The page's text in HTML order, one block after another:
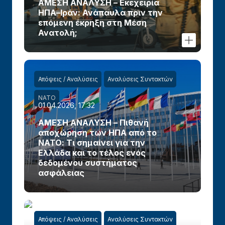
ΑΜΕΣΗ ΑΝΑΛΥΣΗ – Εκεχειρία
ΗΠΑ–Ιράν: Ανάπαυλα πριν την
επόμενη έκρηξη στη Μέση
Ανατολή;
Απόψεις / Αναλύσεις Αναλύσεις Συντακτών
ΝΑΤΟ
01.04.2026, 17:32
ΑΜΕΣΗ ΑΝΑΛΥΣΗ – Πιθανή
αποχώρηση των ΗΠΑ από το
ΝΑΤΟ: Τι σημαίνει για την
Ελλάδα και το τέλος ενός
δεδομένου συστήματος
ασφάλειας
Απόψεις / Αναλύσεις Αναλύσεις Συντακτών